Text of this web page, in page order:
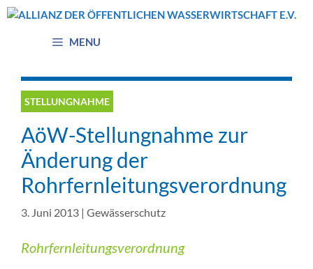
Zum
MENU
STELLUNGNAHME
AöW-Stellungnahme zur
Änderung der
Rohrfernleitungsverordnung
3. Juni 2013 | Gewässerschutz
Rohrfernleitungsverordnung